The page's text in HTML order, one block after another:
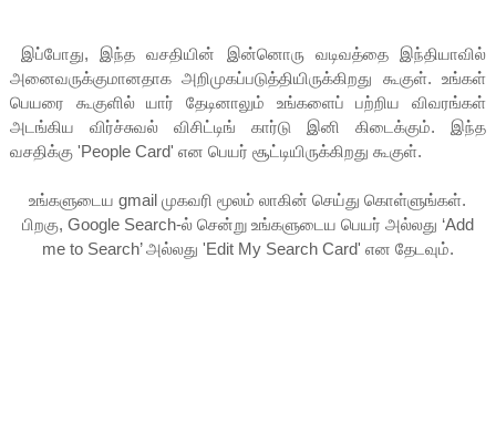
இப்போது, இந்த வசதியின் இன்னொரு வடிவத்தை இந்தியாவில்
அனைவருக்குமானதாக அறிமுகப்படுத்தியிருக்கிறது கூகுள். உங்கள்
பெயரை கூகுளில் யார் தேடினாலும் உங்களைப் பற்றிய விவரங்கள்
அடங்கிய விர்ச்சுவல் விசிட்டிங் கார்டு இனி கிடைக்கும். இந்த
வசதிக்கு 'People Card' என பெயர் சூட்டியிருக்கிறது கூகுள்.
உங்களுடைய gmail முகவரி மூலம் லாகின் செய்து கொள்ளுங்கள்.
பிறகு, Google Search-ல் சென்று உங்களுடைய பெயர் அல்லது ‘Add
me to Search’ அல்லது 'Edit My Search Card' என தேடவும்.